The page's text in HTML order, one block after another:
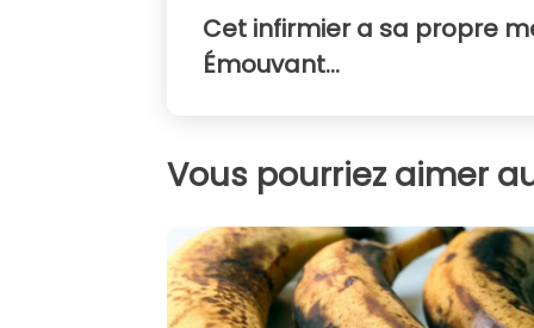
Cet infirmier a sa propre
Émouvant...
Vous pourriez aimer